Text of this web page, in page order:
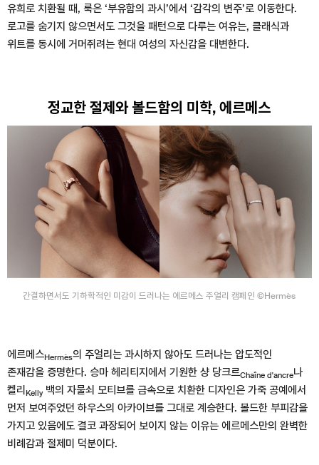
유희로 치환될 때, 룩은 ‘부유함의 과시’에서 ‘감각의 변주’로 이동한다.
로고를 숨기지 않으면서도 그것을 패턴으로 다루는 여유는, 클래식과
위트를 동시에 거머쥐려는 현대 여성의 자신감을 대변한다.
정교한 절제와 볼드함의 미학, 에르메스
간결하면서도 기하학적인 미감이 드러나는 에르메스 주얼리 캠페인 ©Hermès
에르메스Hermès의 주얼리는 과시하지 않아도 드러나는 압도적인
존재감을 증명한다. 승마 헤리티지에서 기원한 샹 당크르Chaîne d'ancre나
켈리Kelly백의 자물쇠 모티브를 금속으로 치환한 디자인은 가죽 공예에서
먼저 보여주었던 하우스의 아카이브를 그대로 계승한다. 볼드한 부피감을
가지고 있음에도 결코 과장되어 보이지 않는 이유는 에르메스만의 완벽한
비례감과 절제미 덕분이다.